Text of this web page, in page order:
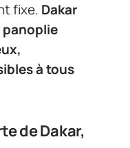
fixe. Dakar
panoplie
à tous
de Dakar,